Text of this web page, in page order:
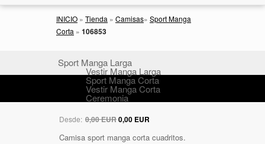
INICIO » Tienda » Camisas» Sport Manga
Corta » 106853
Sport Manga Larga
Vestir Manga Larga
Sport Manga Corta
Vestir Manga Corta
Ceremonia
Desde: 0,00 EUR0,00 EUR
Camisa sport manga corta cuadritos.